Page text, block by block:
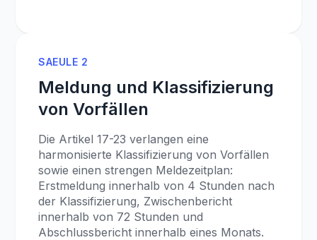
SAEULE 2
Meldung und Klassifizierung
von Vorfällen
Die Artikel 17-23 verlangen eine
harmonisierte Klassifizierung von Vorfällen
sowie einen strengen Meldezeitplan:
Erstmeldung innerhalb von 4 Stunden nach
der Klassifizierung, Zwischenbericht
innerhalb von 72 Stunden und
Abschlussbericht innerhalb eines Monats.